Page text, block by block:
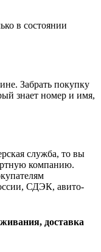
в состоянии
Забрать покупку
знает номер и имя,
служба, то вы
компанию.
СДЭК, авито-
доставка